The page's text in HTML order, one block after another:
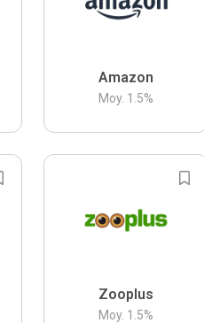
Amazon
Moy. 1.5%
Zooplus
Moy. 1.5%